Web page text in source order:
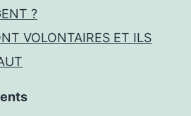
?
VOLONTAIRES ET ILS